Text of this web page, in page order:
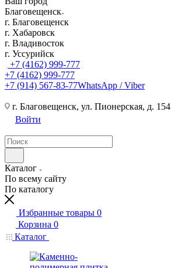
Благовещенск
г. Благовещенск
г. Хабаровск
г. Владивосток
г. Уссурийск
+7 (4162) 999-777
+7 (4162) 999-777
+7 (914) 567-83-77WhatsApp / Viber
г. Благовещенск, ул. Пионерская, д. 154
Войти
Каталог
По всему сайту
По каталогу
Избранные товары 0
Корзина 0
Каталог